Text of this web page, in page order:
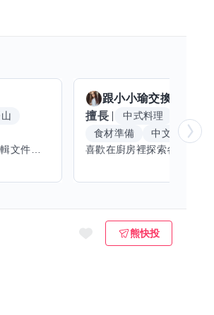
我熱愛日文，日常中喜歡用 Word 編輯文件，也對創業有不少想法。希望能找到願意和我交換技能的朋友，我願意分享日文和辦公軟體技巧，期待學習手繪和烏克麗麗，感受不同的藝術魅力。年長帶來沉澱與耐心，願與你互相成長，一同探索新領域的喜悅。
跟小小瑜交換嗎？
擅長
中式料理
食材準備
中文
熊快投